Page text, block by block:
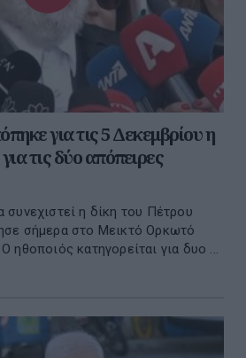
για τις 5 Δεκεμβρίου η
τις δύο απόπειρες
συνεχιστεί η δίκη του Πέτρου
σήμερα στο Μεικτό Ορκωτό
ηθοποιός κατηγορείται για δυο ...